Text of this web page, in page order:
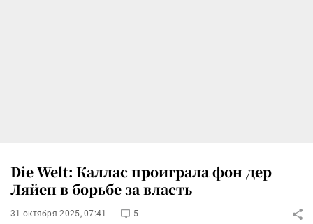
Die Welt: Каллас проиграла фон дер
Ляйен в борьбе за власть
31 октября 2025, 07:41 5